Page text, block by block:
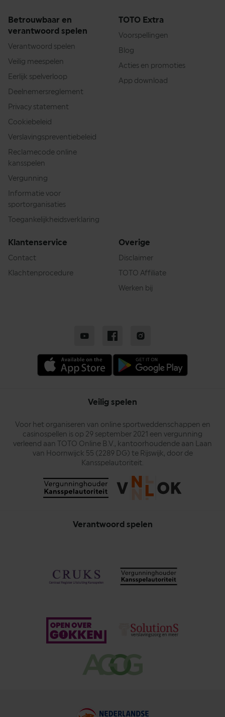
Betrouwbaar en
verantwoord spelen
Verantwoord spelen
Veilig meespelen
Eerlijk spelverloop
Deelnemersreglement
Privacy statement
Cookiebeleid
Verslavingspreventiebeleid
Reclamecode online
kansspelen
Vergunning
Informatie voor
sportorganisaties
Toegankelijkheidsverklaring
TOTO Extra
Voorspellingen
Blog
Acties en promoties
App download
Klantenservice
Contact
Klachtenprocedure
Overige
Disclaimer
TOTO Affiliate
Werken bij
Veilig spelen
Voor het organiseren van online sportweddenschappen en
casinospellen is op 29 september 2021 een vergunning
verleend aan TOTO Online B.V., kantoorhoudende aan Laan
van Hoornwijck 55 (2289 DG) te Rijswijk, door de
Kansspelautoriteit.
Verantwoord spelen